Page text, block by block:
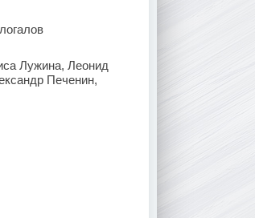
Лужина, Леонид
Печенин,